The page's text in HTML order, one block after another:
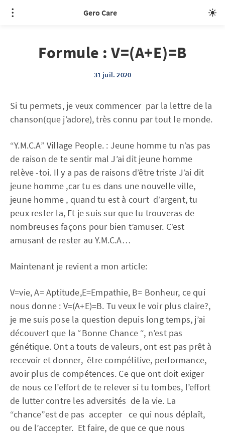
Gero Care
Formule : V=(A+E)=B
31 juil. 2020
Si tu permets, je veux commencer par la lettre de la
chanson(que j’adore), très connu par tout le monde.
“Y.M.C.A” Village People. : Jeune homme tu n’as pas
de raison de te sentir mal J’ai dit jeune homme
relève -toi. Il y a pas de raisons d’être triste J’ai dit
jeune homme ,car tu es dans une nouvelle ville,
jeune homme , quand tu est à court d’argent, tu
peux rester la, Et je suis sur que tu trouveras de
nombreuses façons pour bien t’amuser. C’est
amusant de rester au Y.M.C.A…
Maintenant je revient a mon article:
V=vie, A= Aptitude,E=Empathie, B= Bonheur, ce qui
nous donne : V=(A+E)=B. Tu veux le voir plus claire?,
je me suis pose la question depuis long temps, j’ai
découvert que la “Bonne Chance “, n’est pas
génétique. Ont a touts de valeurs, ont est pas prêt à
recevoir et donner, être compétitive, performance,
avoir plus de compétences. Ce que ont doit exiger
de nous ce l’effort de te relever si tu tombes, l’effort
de lutter contre les adversités de la vie. La
“chance”est de pas accepter ce qui nous déplaît,
ou de l’accepter. Et faire, de que ce que nous